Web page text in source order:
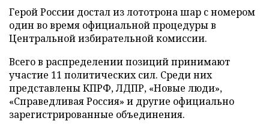
Герой России достал из лототрона шар с номером
один во время официальной процедуры в
Центральной избирательной комиссии.
Всего в распределении позиций принимают
участие 11 политических сил. Среди них
представлены КПРФ, ЛДПР, «Новые люди»,
«Справедливая Россия» и другие официально
зарегистрированные объединения.